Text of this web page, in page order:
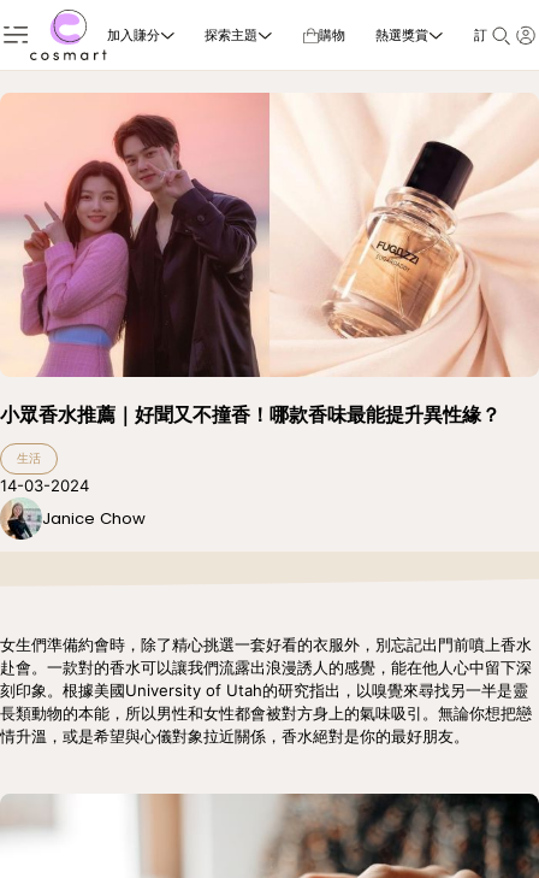
加入賺分 探索主題 購物 熱選獎賞 訂閱雜誌
小眾香水推薦｜好聞又不撞香！哪款香味最能提升異性緣？
生活
14-03-2024
Janice Chow
女生們準備約會時，除了精心挑選一套好看的衣服外，別忘記出門前噴上香水
赴會。一款對的香水可以讓我們流露出浪漫誘人的感覺，能在他人心中留下深
刻印象。根據美國University of Utah的研究指出，以嗅覺來尋找另一半是靈
長類動物的本能，所以男性和女性都會被對方身上的氣味吸引。無論你想把戀
情升溫，或是希望與心儀對象拉近關係，香水絕對是你的最好朋友。